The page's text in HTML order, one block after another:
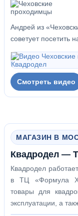
Андрей из
советует посетить
Смотреть видео
МАГАЗИН В
Квадродел —
Квадродел
в ТЦ «Формула
товары для
эксплуатации, а